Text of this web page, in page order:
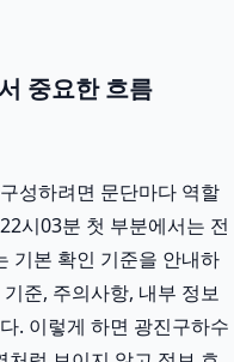
중요한 흐름
성하려면 문단마다 역할
시03분 첫 부분에서는 전
기본 확인 기준을 안내하
준, 주의사항, 내부 정보
. 이렇게 하면 광진구하수